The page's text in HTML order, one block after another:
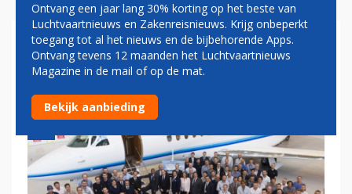
EERSTE DASSAULT FALCON
8X IN DIENST
Ontvang een jaar lang 30% korting op het beste van
Luchtvaartnieuws en Zakenreisnieuws. Krijg onbeperkt
toegang tot al het nieuws en de bijbehorende Apps.
Ontvang tevens 12 maanden het Luchtvaartnieuws
Magazine in de mail of op de mat.
Bekijk aanbieding